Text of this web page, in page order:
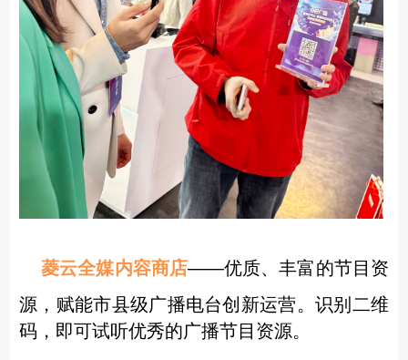
菱云全媒内容商店——优质、丰富的节目资
源，赋能市县级广播电台创新运营。 识别二维
码，即可试听优秀的广播节目资源。